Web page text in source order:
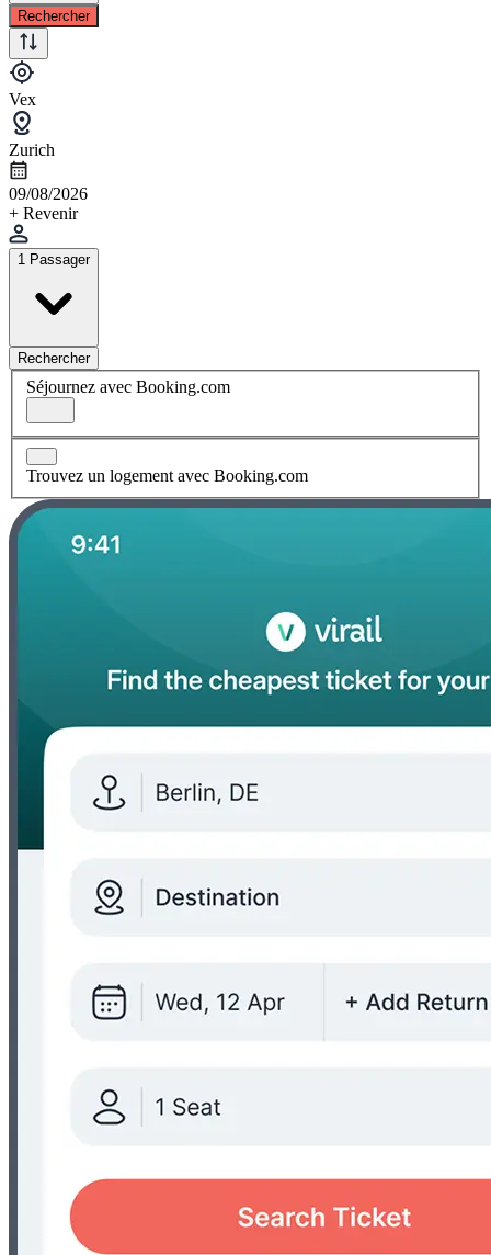
Rechercher
Vex
Zurich
09/08/2026
+ Revenir
1 Passager
Rechercher
Séjournez avec Booking.com
Trouvez un logement avec Booking.com